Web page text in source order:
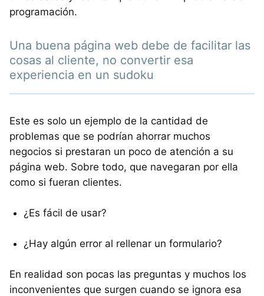
programación.
Una buena página web debe de facilitar las
cosas al cliente, no convertir esa
experiencia en un sudoku
Este es solo un ejemplo de la cantidad de
problemas que se podrían ahorrar muchos
negocios si prestaran un poco de atención a su
página web. Sobre todo, que navegaran por ella
como si fueran clientes.
¿Es fácil de usar?
¿Hay algún error al rellenar un formulario?
En realidad son pocas las preguntas y muchos los
inconvenientes que surgen cuando se ignora esa